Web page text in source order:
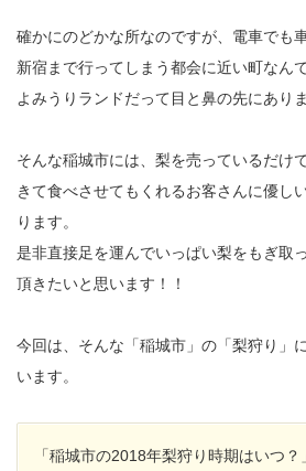
確かにのどかな所なのですが、電車でも
新宿まで行ってしまう都会に近い町なんで
よみうりランドだって目と鼻の先にありま
そんな稲城市には、梨を売っているだけ
きて食べさせてもくれるお客さんに優し
ります。
是非直接足を運んでいっぱい梨をもぎ取
頂きたいと思います！！
今回は、そんな「稲城市」の「梨狩り」
います。
「稲城市の2018年梨狩り時期はいつ？」